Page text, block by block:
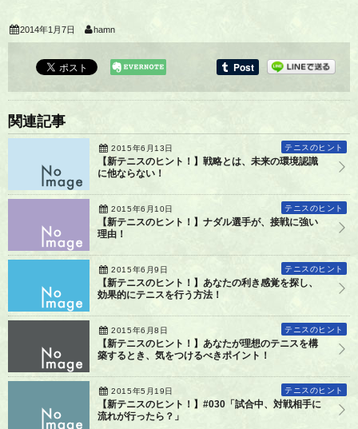
2014年1月7日 hamn
関連記事
2015年6月13日 テニスのヒント
【新テニスのヒント！】戦略とは、未来の環境認識
に他ならない！
2015年6月10日 テニスのヒント
【新テニスのヒント！】ナダル選手が、接戦に強い
理由！
2015年6月9日 テニスのヒント
【新テニスのヒント！】あなたの利き感覚を探し、
効果的にテニスを行う方法！
2015年6月8日 テニスのヒント
【新テニスのヒント！】あなたが理想のテニスを構
築するとき、気をつけるべきポイント！
2015年5月19日 テニスのヒント
【新テニスのヒント！】#030「試合中、対戦相手に
流れが行ったら？」